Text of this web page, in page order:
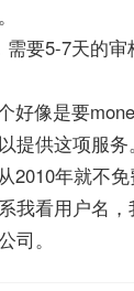
要5-7天的
好像是要
提供这项服务。
2010年就不
我看用户名
司。